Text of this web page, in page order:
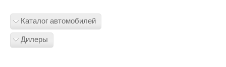
Каталог автомобилей
Дилеры